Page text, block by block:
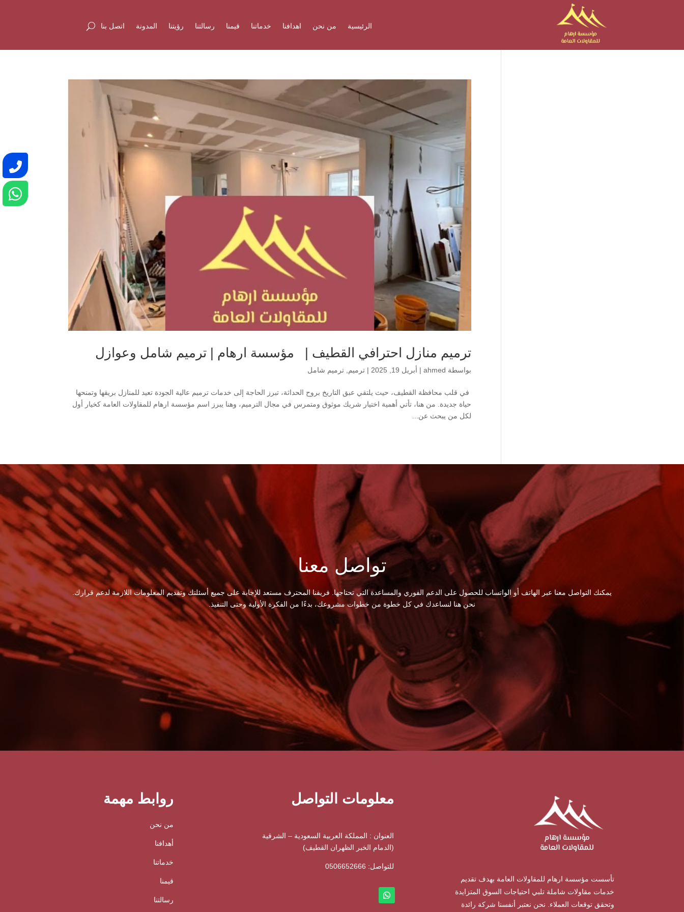
الرئيسية من نحن اهدافنا خدماتنا قيمنا رسالتنا رؤيتنا المدونة اتصل بنا
ترميم منازل احترافي القطيف | مؤسسة ارهام | ترميم شامل وعوازل
بواسطة ahmed
| أبريل 19, 2025 | ترميم, ترميم شامل
في قلب محافظة القطيف، حيث يلتقي عبق التاريخ بروح الحداثة، تبرز الحاجة إلى خدمات ترميم عالية الجودة تعيد للمنازل بريقها وتمنحها
حياة جديدة. من هنا، تأتي أهمية اختيار شريك موثوق ومتمرس في مجال الترميم، وهنا يبرز اسم مؤسسة ارهام للمقاولات العامة كخيار أول
لكل من يبحث عن...
تواصل معنا
يمكنك التواصل معنا عبر الهاتف أو الواتساب للحصول على الدعم الفوري والمساعدة التي تحتاجها. فريقنا المحترف مستعد للإجابة على جميع أسئلتك وتقديم المعلومات اللازمة لدعم قرارك.
نحن هنا لنساعدك في كل خطوة من خطوات مشروعك، بدءًا من الفكرة الأولية وحتى التنفيذ.
روابط مهمة
من نحن
أهدافنا
خدماتنا
قيمنا
رسالتنا
معلومات التواصل
العنوان : المملكة العربية السعودية – الشرقية
(الدمام الخبر الظهران القطيف)
للتواصل: ⁦ 0506652666
تأسست مؤسسة ارهام للمقاولات العامة بهدف تقديم
خدمات مقاولات شاملة تلبي احتياجات السوق المتزايدة
وتحقق توقعات العملاء. نحن نعتبر أنفسنا شركة رائدة